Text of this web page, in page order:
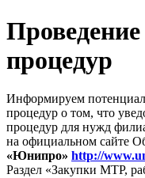
процедур
Информируем
процедур о том, что
процедур для нужд
на официальном сайте
«Юнипро» http://
Раздел «Закупки МТР,